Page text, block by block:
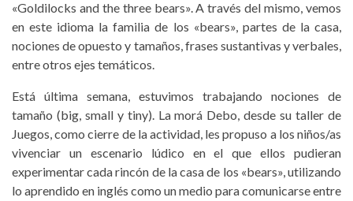
«Goldilocks and the three bears». A través del mismo, vemos
en este idioma la familia de los «bears», partes de la casa,
nociones de opuesto y tamaños, frases sustantivas y verbales,
entre otros ejes temáticos.
Está última semana, estuvimos trabajando nociones de
tamaño (big, small y tiny). La morá Debo, desde su taller de
Juegos, como cierre de la actividad, les propuso a los niños/as
vivenciar un escenario lúdico en el que ellos pudieran
experimentar cada rincón de la casa de los «bears», utilizando
lo aprendido en inglés como un medio para comunicarse entre